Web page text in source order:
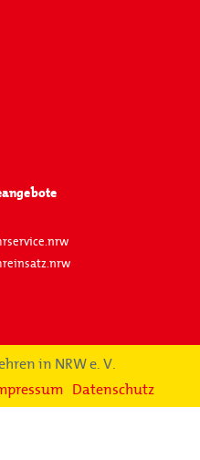
in NRW e. V.
Datenschutz